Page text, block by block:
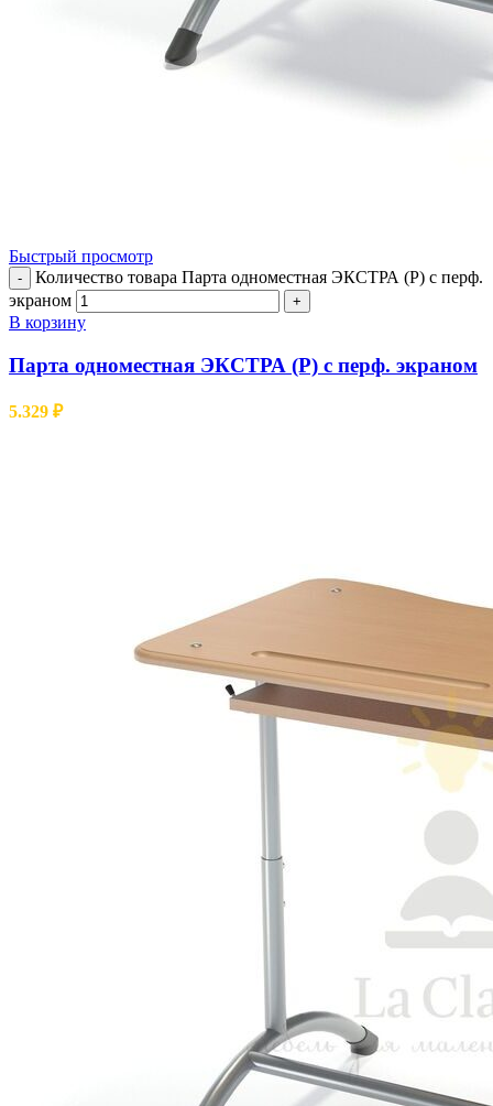
Быстрый просмотр
-
Количество товара Парта одноместная ЭКСТРА (Р) с перф.
экраном
+
В корзину
Парта одноместная ЭКСТРА (Р) с перф. экраном
5.329 ₽